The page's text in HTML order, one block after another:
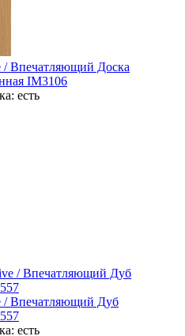
/ Впечатляющий Доска
IM3106
есть
/ Впечатляющий Дуб
есть